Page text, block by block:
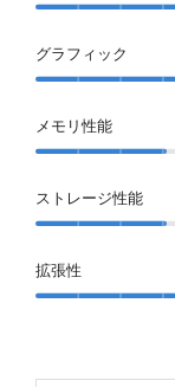
グラフィック
メモリ性能
ストレージ性能
拡張性